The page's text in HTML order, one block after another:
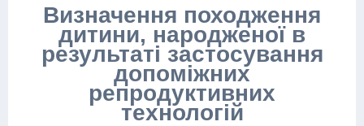
Визначення походження
дитини, народженої в
результаті застосування
допоміжних
репродуктивних
технологій